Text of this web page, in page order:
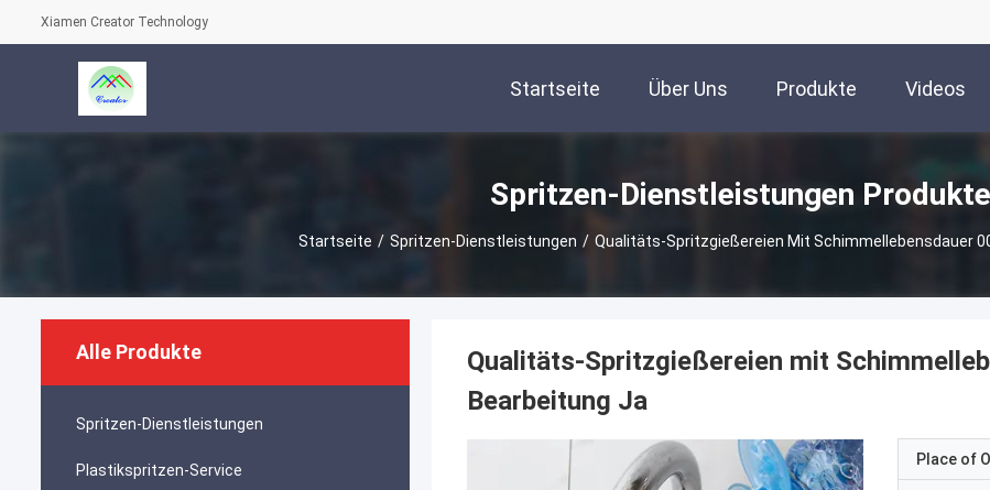
Xiamen Creator Technology
Startseite Über Uns Produkte Videos
Spritzen-Dienstleistungen Produkte
Startseite / Spritzen-Dienstleistungen / Qualitäts-Spritzgießereien Mit Schimmellebensdauer
Alle Produkte
Spritzen-Dienstleistungen
Plastikspritzen-Service
Qualitäts-Spritzgießereien mit
Bearbeitung Ja
Place of